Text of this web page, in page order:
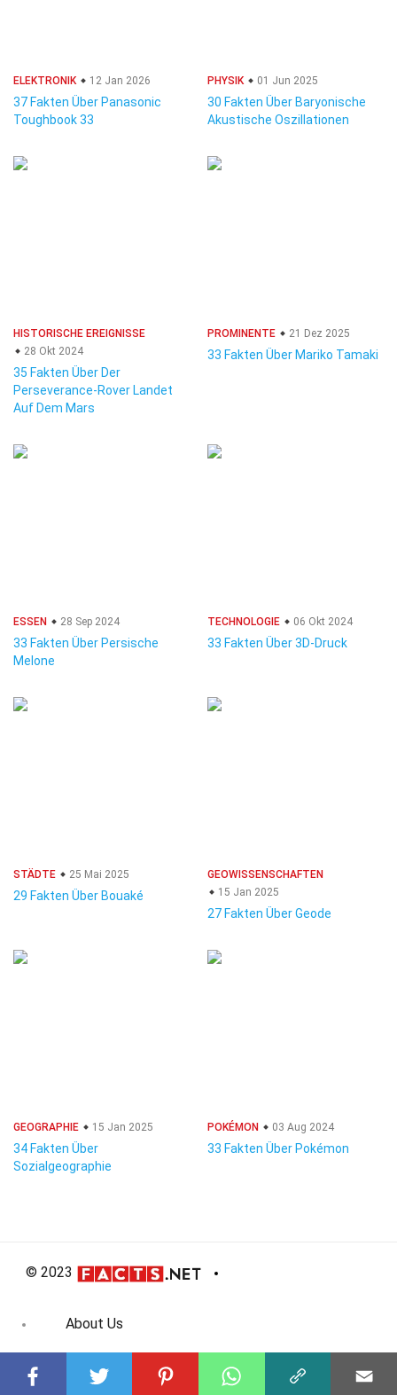
ELEKTRONIK 12 Jan 2026
37 Fakten Über Panasonic
Toughbook 33
PHYSIK 01 Jun 2025
30 Fakten Über Baryonische
Akustische Oszillationen
HISTORISCHE EREIGNISSE
28 Okt 2024
35 Fakten Über Der
Perseverance-Rover Landet
Auf Dem Mars
PROMINENTE 21 Dez 2025
33 Fakten Über Mariko Tamaki
ESSEN 28 Sep 2024
33 Fakten Über Persische
Melone
TECHNOLOGIE 06 Okt 2024
33 Fakten Über 3D-Druck
STÄDTE 25 Mai 2025
29 Fakten Über Bouaké
GEOWISSENSCHAFTEN
15 Jan 2025
27 Fakten Über Geode
GEOGRAPHIE 15 Jan 2025
34 Fakten Über
Sozialgeographie
POKÉMON 03 Aug 2024
33 Fakten Über Pokémon
© 2023
About Us
Editorial Policy